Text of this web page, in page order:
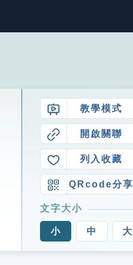
教學模式
開啟關聯
列入收藏
QRcode分享
文字大小
小 中 大